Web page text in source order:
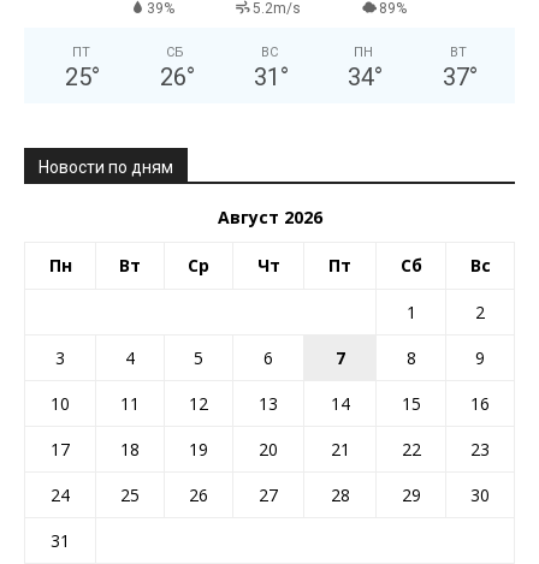
39% 5.2m/s 89%
ПТ
25°
СБ
26°
ВС
31 °
ПН
34°
ВТ
37°
Новости по дням
Август 2026
Пн Вт Ср Чт Пт Сб Вс
1
2
3
4 5 6 7 8
9
10
11 12 13 14 15
16
17
18 19 20 21 22
23
24
25 26 27 28 29
30
31